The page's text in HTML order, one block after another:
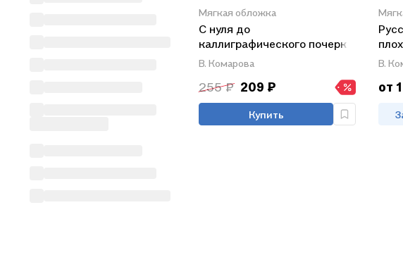
Мягкая обложка
С нуля до
каллиграфического почерка:
пишу аккуратно и красиво
В. Комарова
255 ₽ 209 ₽
Купить
В.
от